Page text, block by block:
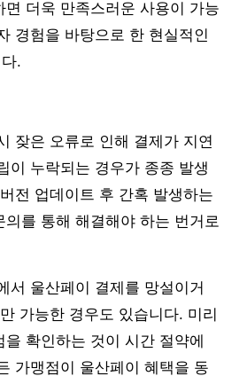
면 더욱 만족스러운 사용이 가능
경험을 바탕으로 한 현실적인
.
잦은 오류로 인해 결제가 지연
이 누락되는 경우가 종종 발생
전 업데이트 후 간혹 발생하는
의를 통해 해결해야 하는 번거로
서 울산페이 결제를 망설이거
가능한 경우도 있습니다. 미리
확인하는 것이 시간 절약에
가맹점이 울산페이 혜택을 동